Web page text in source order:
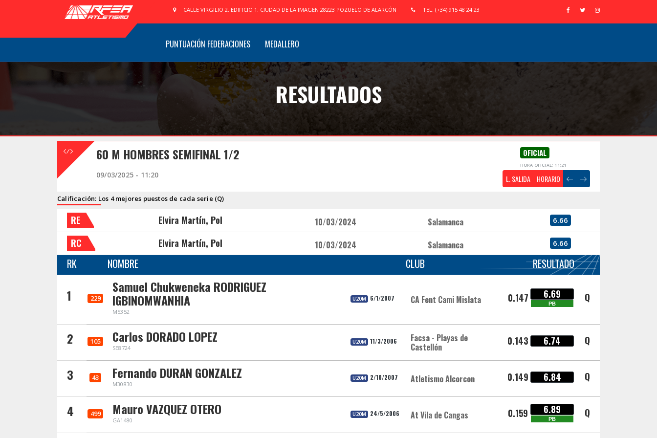
CALLE VIRGILIO 2. EDIFICIO 1. CIUDAD DE LA IMAGEN 28223 POZUELO DE ALARCÓN TEL: (+34) 915 48 24 23
PUNTUACIÓN FEDERACIONES MEDALLERO
RESULTADOS
60 M HOMBRES SEMIFINAL 1/2 OFICIAL
HORA OFICIAL: 11:21
09/03/2025 - 11:20 L. SALIDA HORARIO
Calificación: Los 4 mejores puestos de cada serie (Q)
RE Elvira Martín, Pol 10/03/2024 Salamanca 6.66
RC Elvira Martín, Pol 10/03/2024 Salamanca 6.66
RK NOMBRE CLUB RESULTADO
1 229
Samuel Chukweneka RODRIGUEZ
IGBINOMWANHIA
M5352
U20M 6/1/2007 CA Fent Cami Mislata 0.147 6.69
PB Q
2 105 Carlos DORADO LOPEZ
SE8724
U20M 11/3/2006 Facsa - Playas de
Castellón 0.143 6.74 Q
3 43 Fernando DURAN GONZALEZ
M30830
U20M 2/10/2007 Atletismo Alcorcon 0.149 6.84 Q
4 499 Mauro VAZQUEZ OTERO
GA1480
U20M 24/5/2006 At Vila de Cangas 0.159 6.89
PB Q